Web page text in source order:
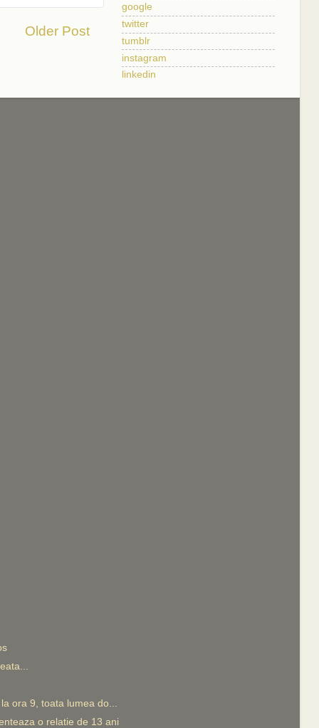
Older Post
google
twitter
tumblr
instagram
linkedin
ora 9, toata lumea do...
o relatie de 13 ani